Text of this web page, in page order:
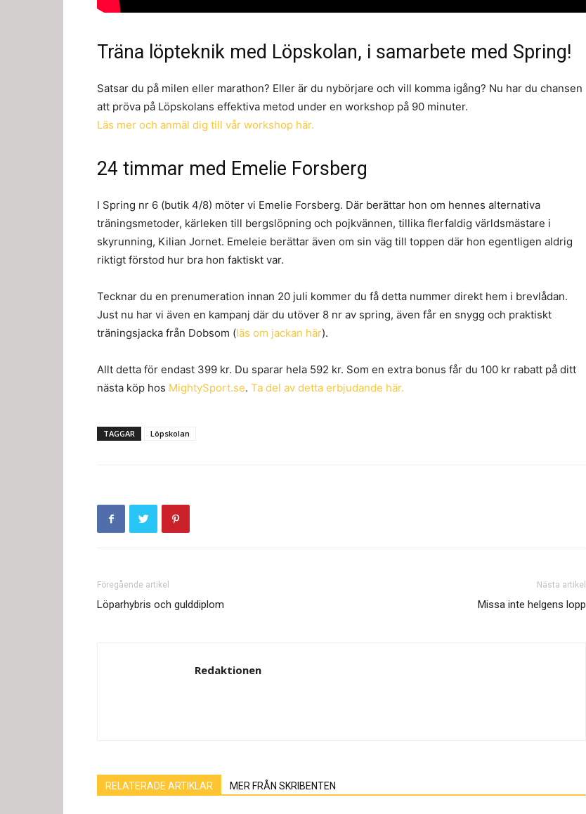
Träna löpteknik med Löpskolan, i samarbete med Spring!
Satsar du på milen eller marathon? Eller är du nybörjare och vill komma igång? Nu har du chansen
att pröva på Löpskolans effektiva metod under en workshop på 90 minuter.
Läs mer och anmäl dig till vår workshop här.
24 timmar med Emelie Forsberg
I Spring nr 6 (butik 4/8) möter vi Emelie Forsberg. Där berättar hon om hennes alternativa
träningsmetoder, kärleken till bergslöpning och pojkvännen, tillika flerfaldig världsmästare i
skyrunning, Kilian Jornet. Emeleie berättar även om sin väg till toppen där hon egentligen aldrig
riktigt förstod hur bra hon faktiskt var.
Tecknar du en prenumeration innan 20 juli kommer du få detta nummer direkt hem i brevlådan.
Just nu har vi även en kampanj där du utöver 8 nr av spring, även får en snygg och praktiskt
träningsjacka från Dobsom (läs om jackan här).
Allt detta för endast 399 kr. Du sparar hela 592 kr. Som en extra bonus får du 100 kr rabatt på ditt
nästa köp hos MightySport.se. Ta del av detta erbjudande här.
TAGGAR Löpskolan
Föregående artikel
Löparhybris och gulddiplom
Nästa artikel
Missa inte helgens lopp
Redaktionen
RELATERADE ARTIKLAR MER FRÅN SKRIBENTEN